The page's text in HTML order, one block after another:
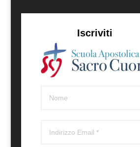
Iscriviti